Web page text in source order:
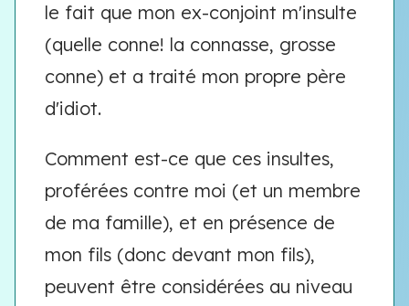
le fait que mon ex-conjoint m'insulte
(quelle conne! la connasse, grosse
conne) et a traité mon propre père
d'idiot.
Comment est-ce que ces insultes,
proférées contre moi (et un membre
de ma famille), et en présence de
mon fils (donc devant mon fils),
peuvent être considérées au niveau